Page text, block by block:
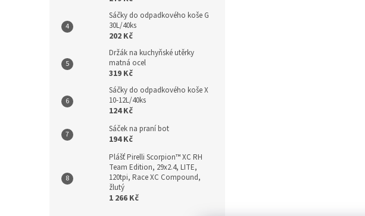
Sáčky do odpadkového koše G
30L/40ks
202 Kč
Držák na kuchyňské utěrky
matná ocel
319 Kč
Sáčky do odpadkového koše X
10-12L/40ks
124 Kč
Sáček na praní bot
194 Kč
Plášť Pirelli Scorpion™ XC RH
Team Edition, 29x2.4, LITE,
120tpi, Race XC Compound,
žlutý
1 266 Kč